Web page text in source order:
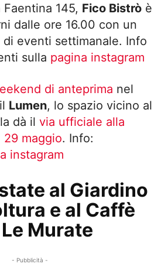
145, Fico Bistrò è
dalle ore 16.00 con un
di eventi settimanale. Info
sulla pagina instagram
di anteprima nel
il Lumen, lo spazio vicino al
dà il via ufficiale alla
maggio. Info:
instagram
al Giardino
e al Caffè
Murate
- Pubblicità -